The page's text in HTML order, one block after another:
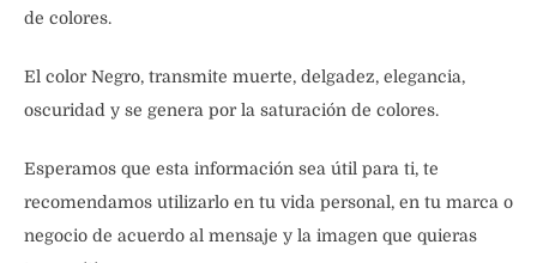
de colores.
El color Negro, transmite muerte, delgadez, elegancia,
oscuridad y se genera por la saturación de colores.
Esperamos que esta información sea útil para ti, te
recomendamos utilizarlo en tu vida personal, en tu marca o
negocio de acuerdo al mensaje y la imagen que quieras